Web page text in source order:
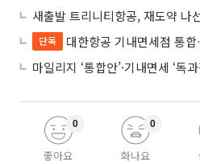
단독
대한항공 기내면세점 통합…공정
좋아요
0
화나요
0